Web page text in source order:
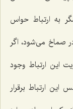
به ارتباط حواس
صماخ می‌شود، اگر
این ارتباط وجود
ارتباط برقرار